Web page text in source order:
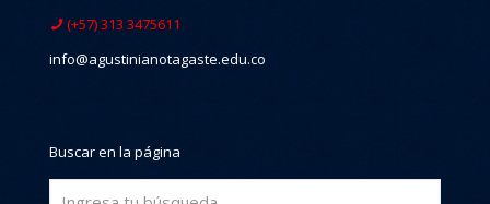
(+57) 313 3475611
info@agustinianotagaste.edu.co
Buscar en la página